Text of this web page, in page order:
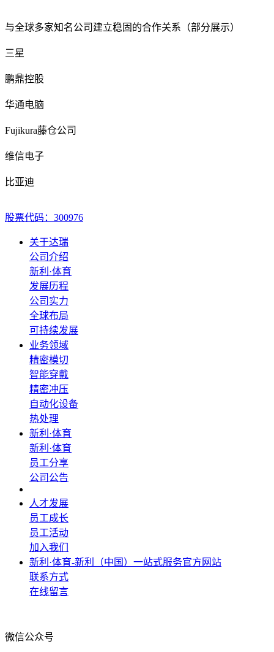
与全球多家知名公司建立稳固的合作关系 （部分展示）
三星
鹏鼎控股
华通电脑
Fujikura藤仓公司
维信电子
比亚迪
股票代码：300976
关于达瑞
公司介绍
新利·体育
发展历程
公司实力
全球布局
可持续发展
业务领域
精密模切
智能穿戴
精密冲压
自动化设备
热处理
新利·体育
新利·体育
员工分享
公司公告
人才发展
员工成长
员工活动
加入我们
新利·体育-新利（中国）一站式服务官方网站
联系方式
在线留言
微信公众号